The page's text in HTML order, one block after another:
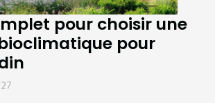
pour choisir une
pour